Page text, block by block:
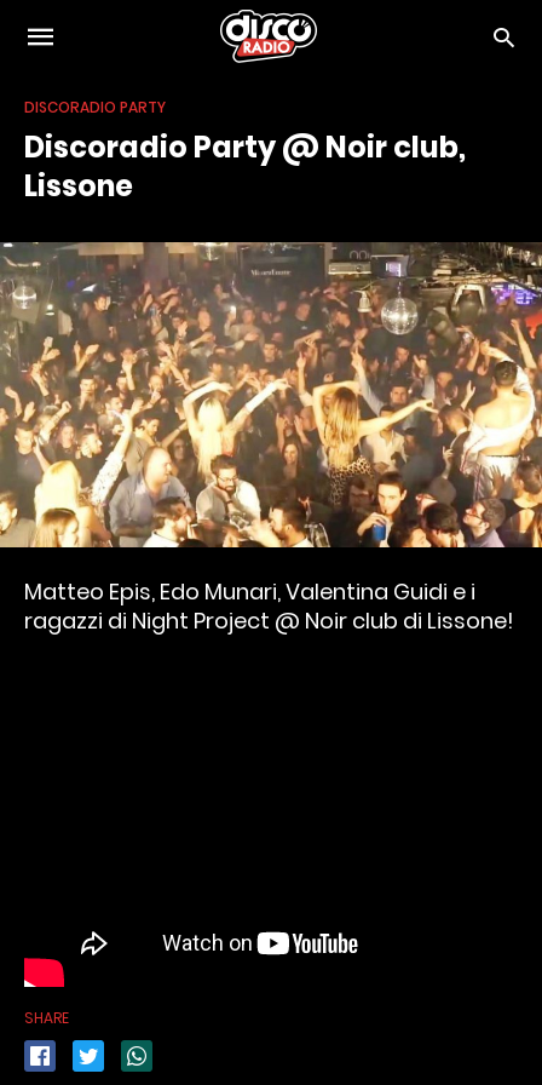
DISCORADIO PARTY
Discoradio Party @ Noir club,
Lissone
Matteo Epis, Edo Munari, Valentina Guidi e i
ragazzi di Night Project @ Noir club di Lissone!
SHARE